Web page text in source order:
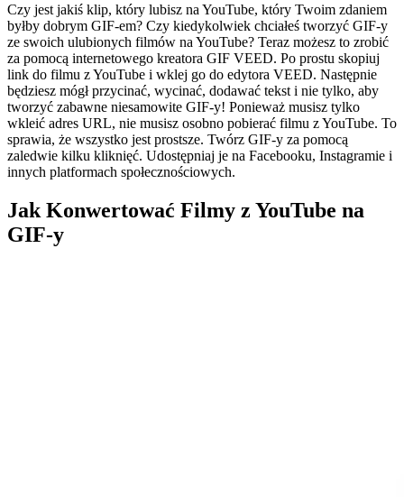
Czy jest jakiś klip, który lubisz na YouTube, który Twoim zdaniem
byłby dobrym GIF-em? Czy kiedykolwiek chciałeś tworzyć GIF-y
ze swoich ulubionych filmów na YouTube? Teraz możesz to zrobić
za pomocą internetowego kreatora GIF VEED. Po prostu skopiuj
link do filmu z YouTube i wklej go do edytora VEED. Następnie
będziesz mógł przycinać, wycinać, dodawać tekst i nie tylko, aby
tworzyć zabawne niesamowite GIF-y! Ponieważ musisz tylko
wkleić adres URL, nie musisz osobno pobierać filmu z YouTube. To
sprawia, że wszystko jest prostsze. Twórz GIF-y za pomocą
zaledwie kilku kliknięć. Udostępniaj je na Facebooku, Instagramie i
innych platformach społecznościowych.
Jak Konwertować Filmy z YouTube na
GIF-y